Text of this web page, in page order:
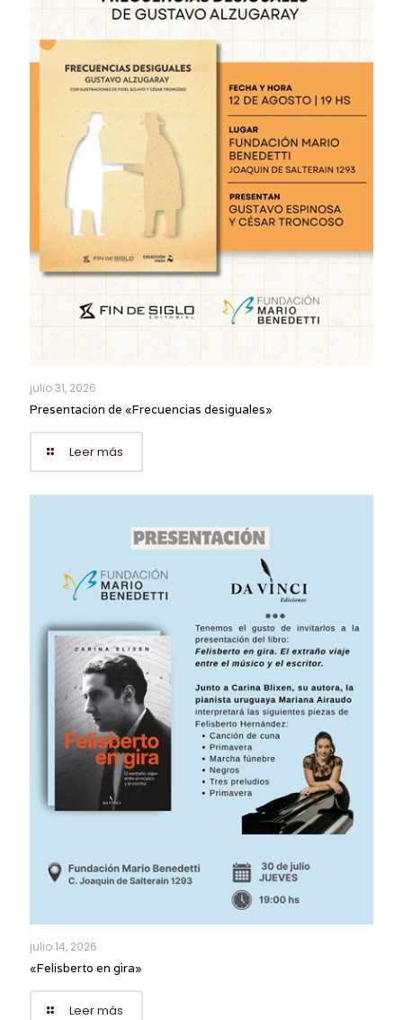
julio 31, 2026
Presentación de «Frecuencias desiguales»
Leer más
julio 14, 2026
«Felisberto en gira»
Leer más